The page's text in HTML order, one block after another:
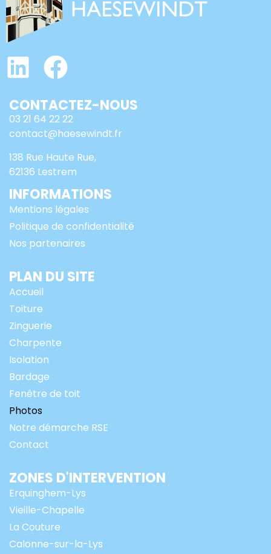
CONTACTEZ-NOUS
03 21 64 22 22
contact@haesewindt.fr
138 Rue Haute Rue,
62136 Lestrem
INFORMATIONS
Mentions légales
Politique de confidentialité
Nos partenaires
PLAN DU SITE
Accueil
Toiture
Zinguerie
Charpente
Isolation
Bardage
Fenêtre de toit
Photos
Notre démarche RSE
Contact
ZONES D'INTERVENTION
Erquinghem-Lys
Vieille-Chapelle
La Couture
Calonne-sur-la-Lys